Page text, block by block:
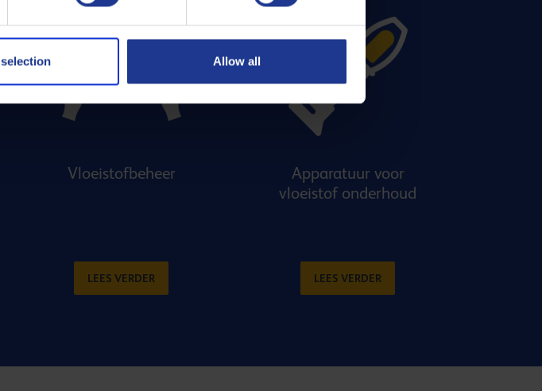
Allow all
Vloeistofbeheer
LEES VERDER
Apparatuur voor
vloeistof onderhoud
LEES VERDER